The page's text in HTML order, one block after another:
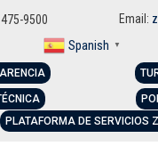
9500 Email:
Spanish ▼
PLATAFORMA DE SERVICIOS